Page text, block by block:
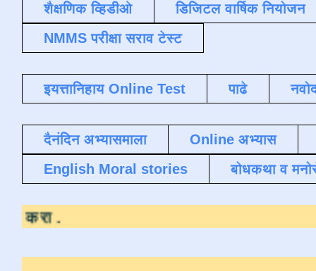
शैक्षणिक व्हिडीओ
डिजिटल वार्षिक नियोजन
NMMS परीक्षा सराव टेस्ट
इयत्तानिहाय Online Test पाढे
दैनंदिन अभ्यासमाला
Online अभ्यास
English Moral stories
बोधकथा व
येथे क्लिक करा